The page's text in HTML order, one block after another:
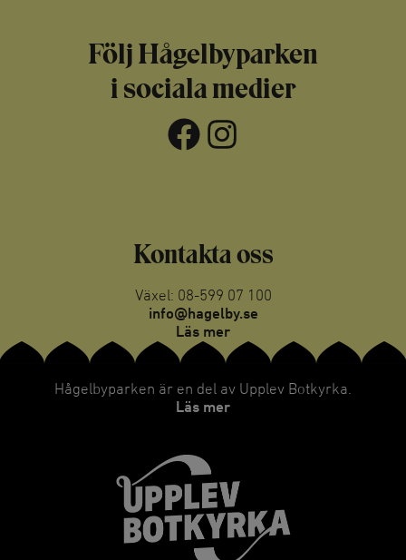
Följ Hågelbyparken
i sociala medier
Facebook Instagram
Kontakta oss
Växel: 08-599 07 100
info@hagelby.se
Läs mer
Hågelbyparken är en del av Upplev Botkyrka.
Läs mer